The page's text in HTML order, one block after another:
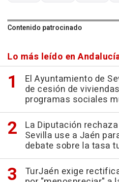
Contenido patrocinado
Lo más leído en
El Ayuntamiento de
de cesión de
programas sociales
La Diputación
Sevilla use a Jaén
debate sobre la tasa
TurJaén exige